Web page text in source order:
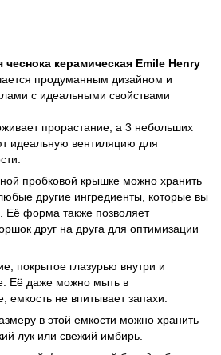
чеснока керамическая Emile Henry
продуманным дизайном и
с идеальными свойствами
прорастание, а 3 небольших
идеальную вентиляцию для
пробковой крышке можно хранить
другие ингредиенты, которые вы
Её форма также позволяет
друг на друга для оптимизации
покрытое глазурью внутри и
Её даже можно мыть в
не впитывает запахи.
в этой емкости можно хранить
лук или свежий имбирь.